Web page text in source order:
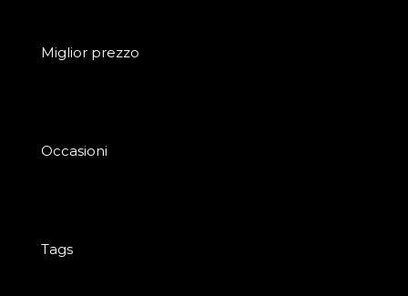
Miglior prezzo
Occasioni
Tags